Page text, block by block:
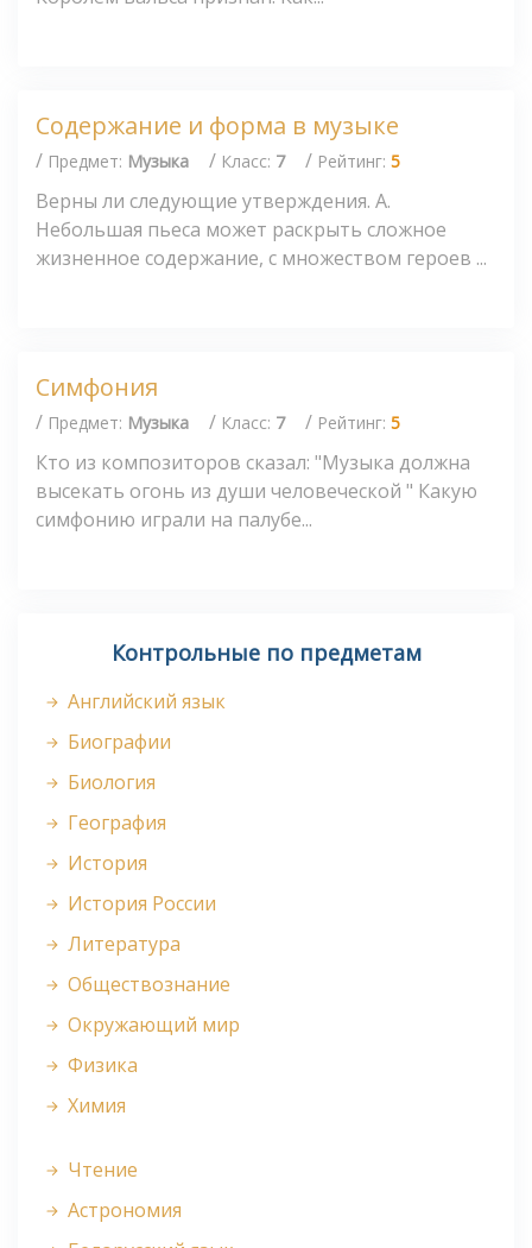
Содержание и форма в музыке
/ Предмет: Музыка / Класс: 7 / Рейтинг: 5
Верны ли следующие утверждения. А.
Небольшая пьеса может раскрыть сложное
жизненное содержание, с множеством героев ...
Симфония
/ Предмет: Музыка / Класс: 7 / Рейтинг: 5
Кто из композиторов сказал: "Музыка должна
высекать огонь из души человеческой " Какую
симфонию играли на палубе...
Контрольные по предметам
Английский язык
Биографии
Биология
География
История
История России
Литература
Обществознание
Окружающий мир
Физика
Химия
Чтение
Астрономия